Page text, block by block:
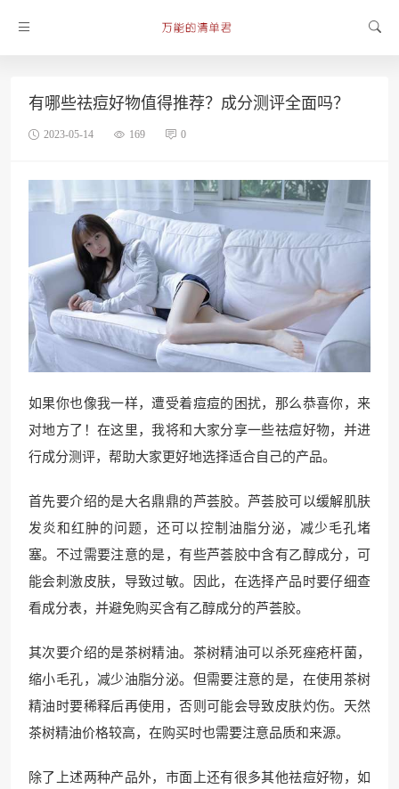
有哪些祛痘好物值得推荐？成分测评全面吗？
2023-05-14 169 0
如果你也像我一样，遭受着痘痘的困扰，那么恭喜你，来
对地方了！在这里，我将和大家分享一些祛痘好物，并进
行成分测评，帮助大家更好地选择适合自己的产品。
首先要介绍的是大名鼎鼎的芦荟胶。芦荟胶可以缓解肌肤
发炎和红肿的问题，还可以控制油脂分泌，减少毛孔堵
塞。不过需要注意的是，有些芦荟胶中含有乙醇成分，可
能会刺激皮肤，导致过敏。因此，在选择产品时要仔细查
看成分表，并避免购买含有乙醇成分的芦荟胶。
其次要介绍的是茶树精油。茶树精油可以杀死痤疮杆菌，
缩小毛孔，减少油脂分泌。但需要注意的是，在使用茶树
精油时要稀释后再使用，否则可能会导致皮肤灼伤。天然
茶树精油价格较高，在购买时也需要注意品质和来源。
除了上述两种产品外，市面上还有很多其他祛痘好物，如